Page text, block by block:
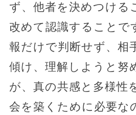
ず、他者を決めつける
改めて認識することで
報だけで判断せず、相
傾け、理解しようと努
が、真の共感と多様性
会を築くために必要な